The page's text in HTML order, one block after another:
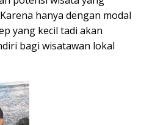
hanya dengan modal
yang kecil tadi akan
bagi wisatawan lokal